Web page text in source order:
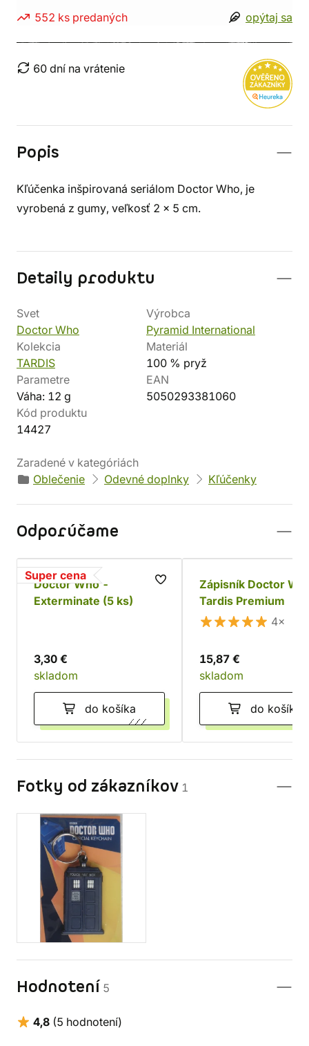
552 ks predaných opýtaj sa
60 dní na vrátenie
Popis
Kľúčenka inšpirovaná seriálom Doctor Who, je
vyrobená z gumy, veľkosť 2 x 5 cm.
Detaily produktu
Svet
Doctor Who
Výrobca
Pyramid International
Kolekcia
TARDIS
Materiál
100 % pryž
Parametre
Váha: 12 g
EAN
5050293381060
Kód produktu
14427
Zaradené v kategóriách
Oblečenie
Odevné doplnky Kľúčenky
Odporúčame
Super cena
Doctor Who -
Exterminate (5 ks)
3,30 €
skladom
do košíka
Zápisník Doctor
Tardis Premium
4×
15,87 €
skladom
do košíka
Fotky od zákazníkov 1
Hodnotení 5
4,8 (5 hodnotení)